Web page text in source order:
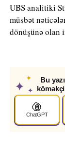
UBSanalitiki
müsbət
dönüşünə olan
✦
✦
✦
Bu
ChatGPT